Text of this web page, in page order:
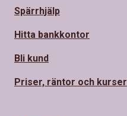
Spärrhjälp
Hitta bankkontor
Bli kund
Priser, räntor och kurser